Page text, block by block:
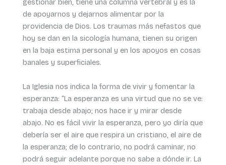
gestionar bien, tiene una columna vertebral y es la
de apoyarnos y dejarnos alimentar por la
providencia de Dios. Los traumas más nefastos que
hoy se dan en la sicología humana, tienen su origen
en la baja estima personal y en los apoyos en cosas
banales y superficiales.
La Iglesia nos indica la forma de vivir y fomentar la
esperanza: “La esperanza es una virtud que no se ve:
trabaja desde abajo; nos hace ir y mirar desde
abajo. No es fácil vivir la esperanza, pero yo diría que
debería ser el aire que respira un cristiano, el aire de
la esperanza; de lo contrario, no podrá caminar, no
podrá seguir adelante porque no sabe a dónde ir. La